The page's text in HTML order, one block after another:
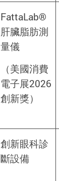
FattaLab®
肝臟脂肪測
量儀
（美國消費
電子展2026
創新獎）
創新眼科診
斷設備